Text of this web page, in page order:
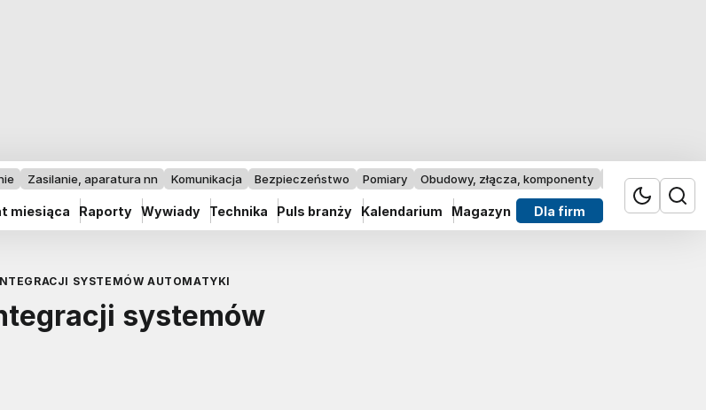
Zasilanie, aparatura nn Komunikacja Bezpieczeństwo Pomiary Obudowy, złącza, komponenty Przemysł 4.0
miesiąca Raporty Wywiady Technika Puls branży Kalendarium Magazyn Dla firm
SYSTEMÓW AUTOMATYKI
systemów